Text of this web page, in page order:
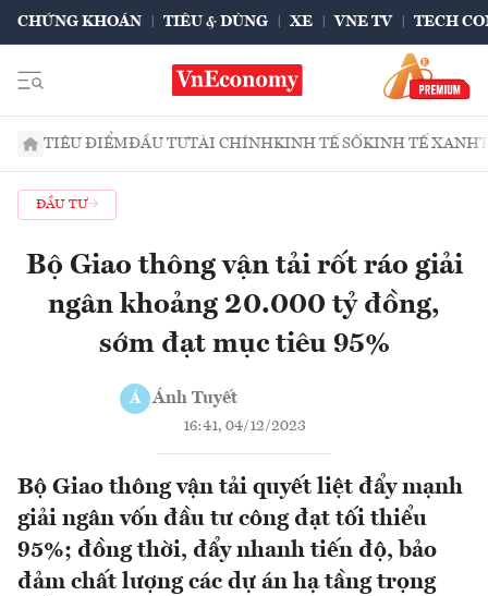
CHỨNG KHOÁN TIÊU & DÙNG XE VNE TV TECH
TIÊU ĐIỂMĐẦU TƯTÀI CHÍNHKINH TẾ SỐKINH TẾ XANH
ĐẦU TƯ
Bộ Giao thông vận tải rốt ráo giải
ngân khoảng 20.000 tỷ đồng,
sớm đạt mục tiêu 95%
Á Ánh Tuyết
16:41, 04/12/2023
Bộ Giao thông vận tải quyết liệt đẩy mạnh
giải ngân vốn đầu tư công đạt tối thiểu
95%; đồng thời, đẩy nhanh tiến độ, bảo
đảm chất lượng các dự án hạ tầng trọng